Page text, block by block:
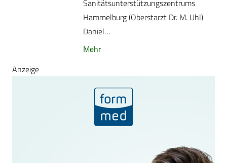
Sanitätsunterstützungszentrums
Hammelburg (Oberstarzt Dr. M. Uhl)
Daniel…
Mehr
Anzeige